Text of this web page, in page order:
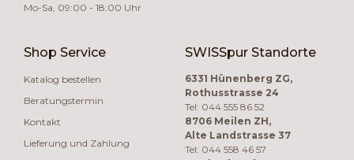
Mo-Sa, 09:00 - 18:00 Uhr
Shop Service
Katalog bestellen
Beratungstermin
Kontakt
Lieferung und Zahlung
SWISSpur Standorte
6331 Hünenberg ZG,
Rothusstrasse 24
Tel: 044 555 86 52
8706 Meilen ZH,
Alte Landstrasse 37
Tel: 044 558 46 57